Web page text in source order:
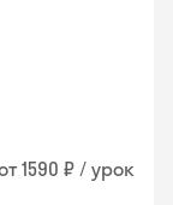
1590 ₽ / урок